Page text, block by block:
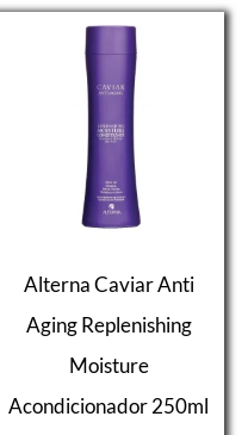
Alterna Caviar Anti
Aging Replenishing
Moisture
Acondicionador 250ml